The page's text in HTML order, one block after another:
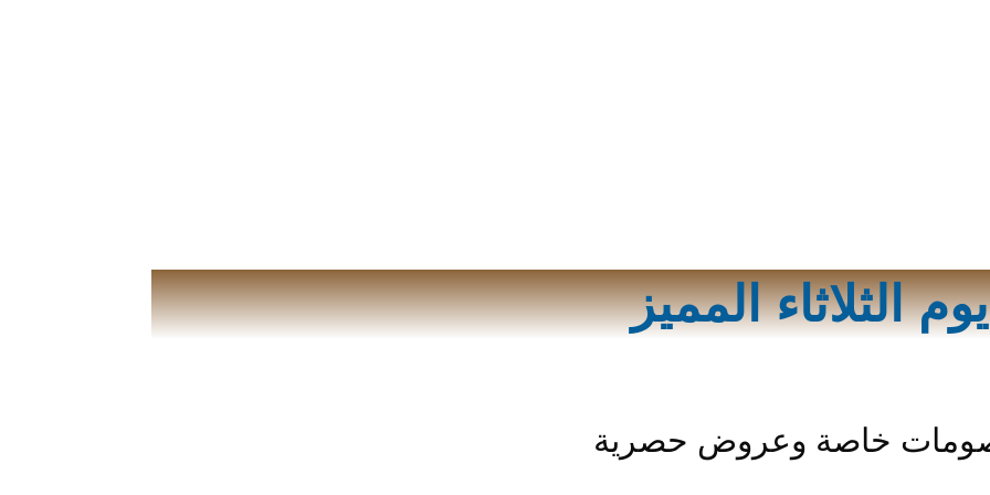
يوم الثلاثاء المميز
خاصة وعروض حصرية